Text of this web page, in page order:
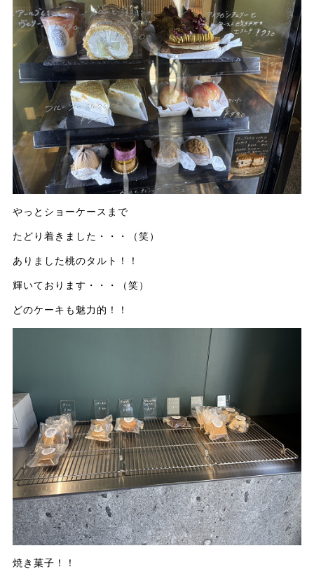
やっとショーケースまで
たどり着きました・・・（笑）
ありました桃のタルト！！
輝いております・・・（笑）
どのケーキも魅力的！！
焼き菓子！！